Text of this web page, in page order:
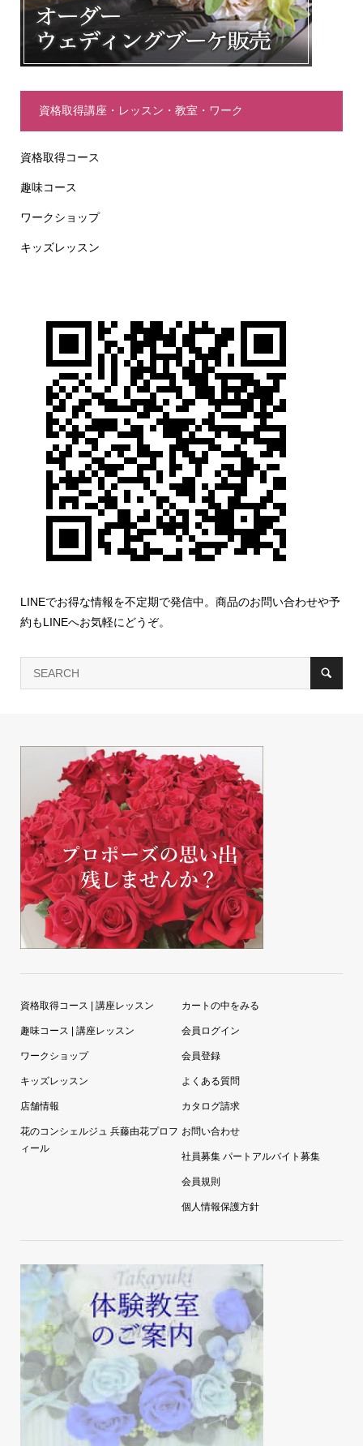
資格取得講座・レッスン・教室・ワーク
資格取得コース
趣味コース
ワークショップ
キッズレッスン
LINEでお得な情報を不定期で発信中。商品のお問い合わせや予
資格取得コース | 講座レッスン
趣味コース | 講座レッスン
ワークショップ
キッズレッスン
店舗情報
花のコンシェルジュ 兵藤由花プロフ
カートの中をみる
会員ログイン
よくある質問
カタログ請求
お問い合わせ
社員募集 パートアルバイト募集
会員規則